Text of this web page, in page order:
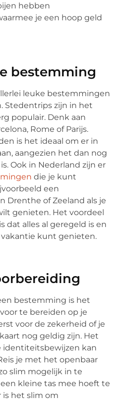
hebben
je een hoop geld
bestemming
leuke bestemmingen
Stedentrips zijn in het
populair. Denk aan
Rome of Parijs.
is het ideaal om er in
aangezien het dan nog
Ook in Nederland zijn er
die je kunt
een
Drenthe of Zeeland als je
genieten. Het voordeel
dat alles al geregeld is en
vakantie kunt genieten.
bestemming is het
te bereiden op je
voor de zekerheid of je
nog geldig zijn. Het
identiteitsbewijzen kan
je met het openbaar
slim mogelijk in te
kleine tas mee hoeft te
is het slim om